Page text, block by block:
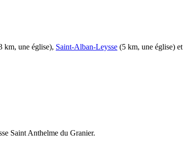
km, une église), Saint-Alban-Leysse (5 km, une église) et
Saint Anthelme du Granier.